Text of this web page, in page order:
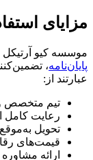
مزایای
موسسه کیو آرتیکل
پایان‌نامه،
عبارتند از:
تیم متخصص
رعایت کامل
تحویل
قیمت‌های
ارائه